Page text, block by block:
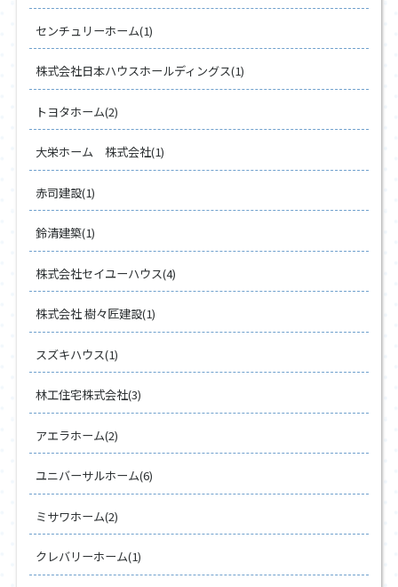
センチュリーホーム(1)
株式会社日本ハウスホールディングス(1)
トヨタホーム(2)
大栄ホーム 株式会社(1)
赤司建設(1)
鈴清建築(1)
株式会社セイユーハウス(4)
株式会社 樹々匠建設(1)
スズキハウス(1)
林工住宅株式会社(3)
アエラホーム(2)
ユニバーサルホーム(6)
ミサワホーム(2)
クレバリーホーム(1)